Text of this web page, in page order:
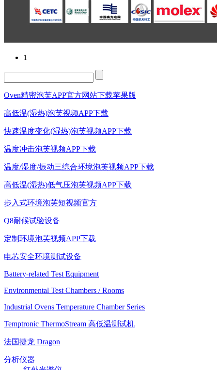
1
Oven精密泡芙APP官方网站下载苹果版
高低温(湿热)泡芙视频APP下载
快速温度变化(湿热)泡芙视频APP下载
温度冲击泡芙视频APP下载
温度/湿度/振动三综合环境泡芙视频APP下载
高低温(湿热)低气压泡芙视频APP下载
步入式环境泡芙短视频官方
Q8耐候试验设备
定制环境泡芙视频APP下载
电芯安全环境测试设备
Battery-related Test Equipment
Environmental Test Chambers / Rooms
Industrial Ovens Temperature Chamber Series
Temptronic ThermoStream 高低温测试机
法国捷龙 Dragon
分析仪器